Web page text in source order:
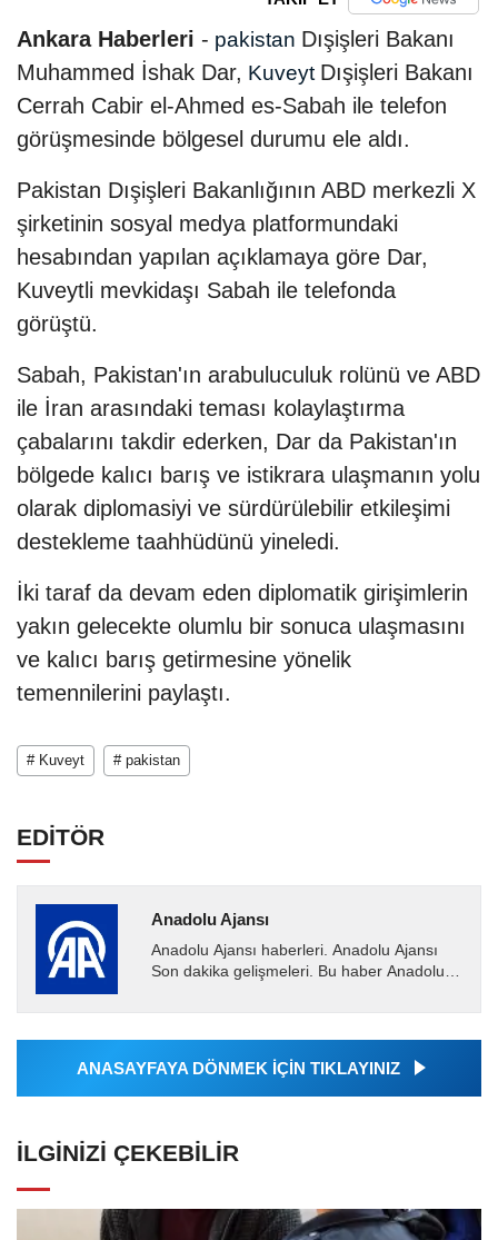
Ankara Haberleri - pakistan Dışişleri Bakanı
Muhammed İshak Dar, Kuveyt Dışişleri Bakanı
Cerrah Cabir el-Ahmed es-Sabah ile telefon
görüşmesinde bölgesel durumu ele aldı.
Pakistan Dışişleri Bakanlığının ABD merkezli X
şirketinin sosyal medya platformundaki
hesabından yapılan açıklamaya göre Dar,
Kuveytli mevkidaşı Sabah ile telefonda
görüştü.
Sabah, Pakistan'ın arabuluculuk rolünü ve ABD
ile İran arasındaki teması kolaylaştırma
çabalarını takdir ederken, Dar da Pakistan'ın
bölgede kalıcı barış ve istikrara ulaşmanın yolu
olarak diplomasiyi ve sürdürülebilir etkileşimi
destekleme taahhüdünü yineledi.
İki taraf da devam eden diplomatik girişimlerin
yakın gelecekte olumlu bir sonuca ulaşmasını
ve kalıcı barış getirmesine yönelik
temennilerini paylaştı.​​​​​​​
# Kuveyt # pakistan
EDİTÖR
Anadolu Ajansı
Anadolu Ajansı haberleri. Anadolu Ajansı
Son dakika gelişmeleri. Bu haber Anadolu
Ajansı tarafından...
ANASAYFAYA DÖNMEK İÇİN TIKLAYINIZ
İLGINIZI ÇEKEBILIR